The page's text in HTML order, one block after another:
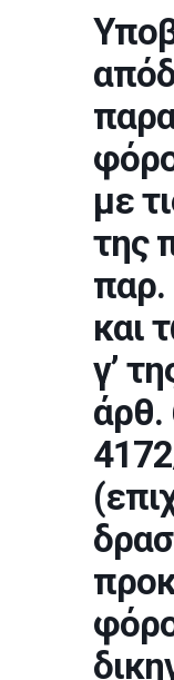
με
της
παρ.
και
γ’
άρθ.